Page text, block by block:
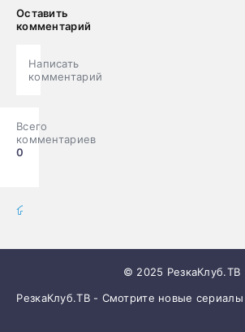
Оставить
комментарий
Написать
комментарий
Всего
комментариев
0
© 2025 РезкаКлуб.ТВ
РезкаКлуб.ТВ - Смотрите новые